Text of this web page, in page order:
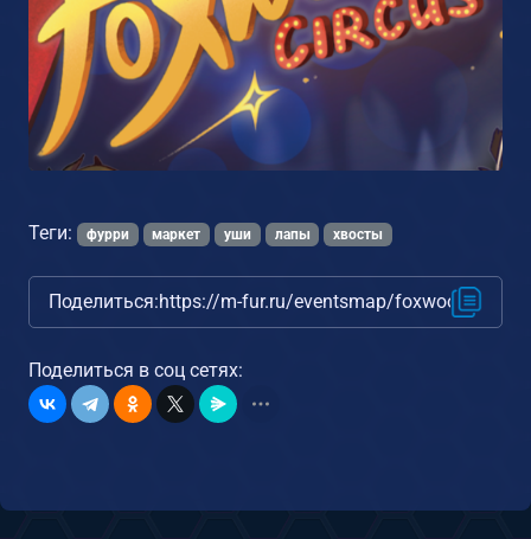
Теги: фурри маркет уши лапы хвосты
Поделиться:https://m-fur.ru/eventsmap/foxwood-circus/
Поделиться в соц сетях: